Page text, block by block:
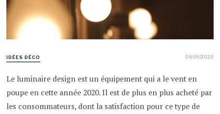
IDÉES DÉCO 04/09/2020
Le luminaire design est un équipement qui a le vent en
poupe en cette année 2020. Il est de plus en plus acheté par
les consommateurs, dont la satisfaction pour ce type de